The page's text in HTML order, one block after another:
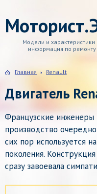
Модели и характеристики
информация по ремонту
Главная Renault
Двигатель
Французские инженеры
производство
сих пор используется
поколения.
сразу завоевала